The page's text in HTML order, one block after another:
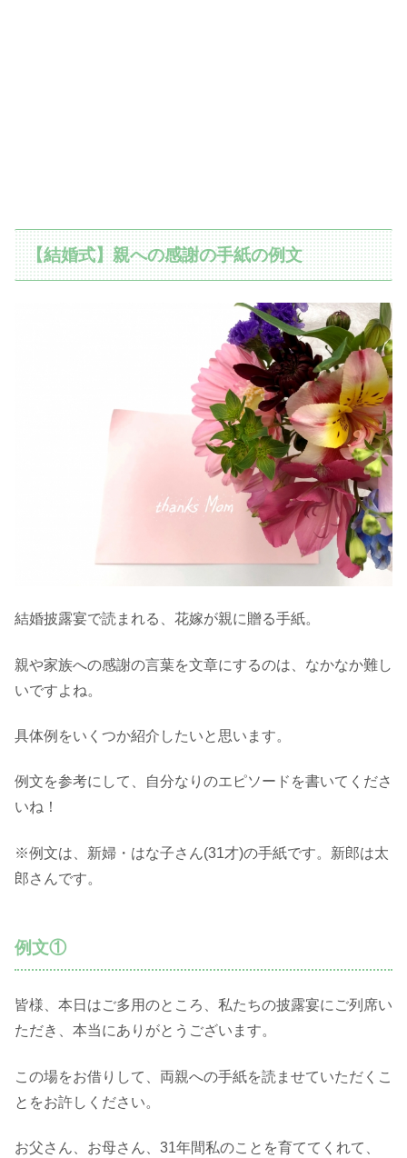
【結婚式】親への感謝の手紙の例文
結婚披露宴で読まれる、花嫁が親に贈る手紙。
親や家族への感謝の言葉を文章にするのは、なかなか難し
いですよね。
具体例をいくつか紹介したいと思います。
例文を参考にして、自分なりのエピソードを書いてくださ
いね！
※例文は、新婦・はな子さん(31才)の手紙です。新郎は太
郎さんです。
例文①
皆様、本日はご多用のところ、私たちの披露宴にご列席い
ただき、本当にありがとうございます。
この場をお借りして、両親への手紙を読ませていただくこ
とをお許しください。
お父さん、お母さん、31年間私のことを育ててくれて、